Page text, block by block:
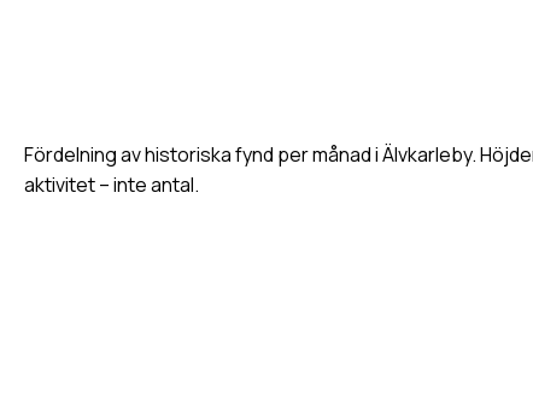
Fördelning av historiska fynd per månad iÄlvkarleby.
aktivitet – inte antal.